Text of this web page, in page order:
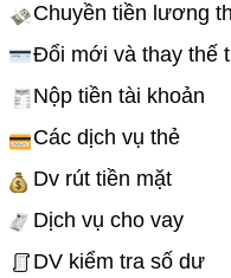
Chuyền tiền lương
Đổi mới và thay thế
Nộp tiền tài khoản
Các dịch vụ thẻ
Dv rút tiền mặt
Dịch vụ cho vay
DV kiểm tra số dư